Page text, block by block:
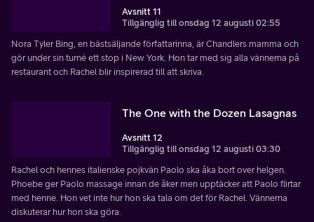
Avsnitt 11
Tillgänglig till onsdag 12 augusti 02:55
Nora Tyler Bing, en bästsäljande författarinna, är Chandlers mamma och
gör under sin turné ett stop i New York. Hon tar med sig alla vännerna på
restaurant och Rachel blir inspirerad till att skriva.
The One with the Dozen Lasagnas
Avsnitt 12
Tillgänglig till onsdag 12 augusti 03:30
Rachel och hennes italienske pojkvän Paolo ska åka bort over helgen.
Phoebe ger Paolo massage innan de åker men upptäcker att Paolo flirtar
med henne. Hon vet inte hur hon ska tala om det för Rachel. Vännerna
diskuterar hur hon ska göra.